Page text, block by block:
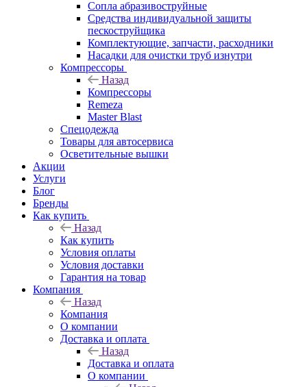
Сопла абразивоструйные
Средства индивидуальной защиты
пескоструйщика
Комплектующие, запчасти, расходники
Насадки для очистки труб изнутри
Компрессоры
Назад
Компрессоры
Remeza
Master Blast
Спецодежда
Товары для автосервиса
Осветительные вышки
Акции
Услуги
Блог
Бренды
Как купить
Назад
Как купить
Условия оплаты
Условия доставки
Гарантия на товар
Компания
Назад
Компания
О компании
Доставка и оплата
Назад
Доставка и оплата
О компании